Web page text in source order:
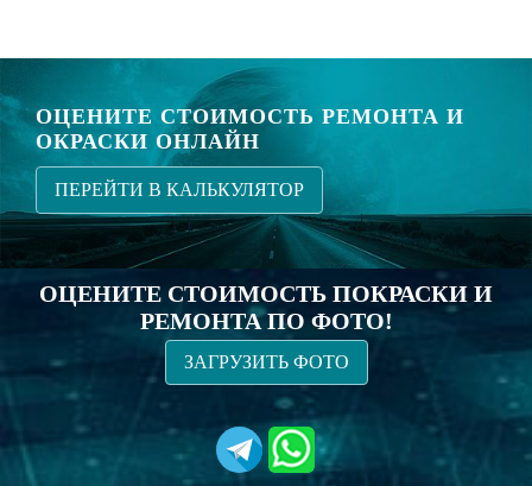
ОЦЕНИТЕ СТОИМОСТЬ РЕМОНТА И
ОКРАСКИ ОНЛАЙН
ПЕРЕЙТИ В КАЛЬКУЛЯТОР
ОЦЕНИТЕ СТОИМОСТЬ ПОКРАСКИ И
РЕМОНТА ПО ФОТО!
ЗАГРУЗИТЬ ФОТО